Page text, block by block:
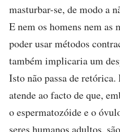
masturbar-se, de modo a
E nem os homens nem as
poder usar métodos
também implicaria um
Isto não passa de retórica.
atende ao facto de que,
o espermatozóide e o